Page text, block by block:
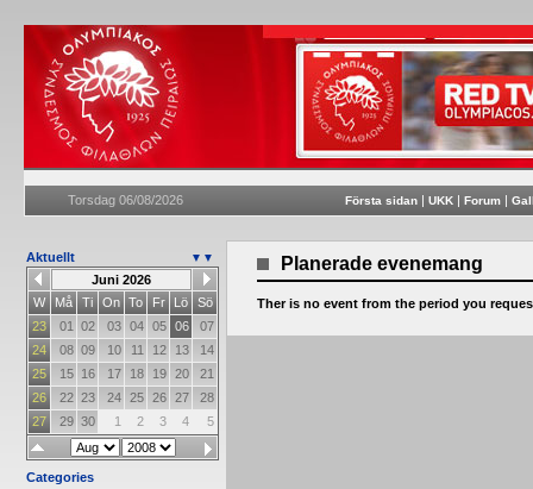
Torsdag 06/08/2026 Första sidan | UKK | Forum |
▼▼
Aktuellt
Juni 2026
W
Må Ti On To Fr Lö
Sö
23
01 02 03 04 05 06
07
24
08 09 10 11 12 13
14
25
15 16 17 18 19 20
21
26
22 23 24 25 26 27
28
27
29 30 1 2 3 4 5
Categories
Planerade evenemang
Ther is no event from the period you